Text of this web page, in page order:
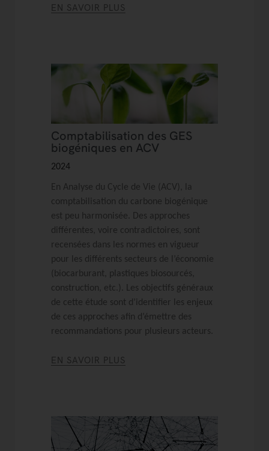
EN SAVOIR PLUS
Comptabilisation des GES
biogéniques en ACV
2024
En Analyse du Cycle de Vie (ACV), la
comptabilisation du carbone biogénique
est peu harmonisée. Des approches
différentes, voire contradictoires, sont
recensées dans les normes en vigueur
pour les différents secteurs de l’économie
(biocarburant, plastiques biosourcés,
construction, etc.). Les objectifs généraux
de cette étude sont d’identifier les enjeux
de ces approches afin d’émettre des
recommandations pour plusieurs acteurs.
EN SAVOIR PLUS